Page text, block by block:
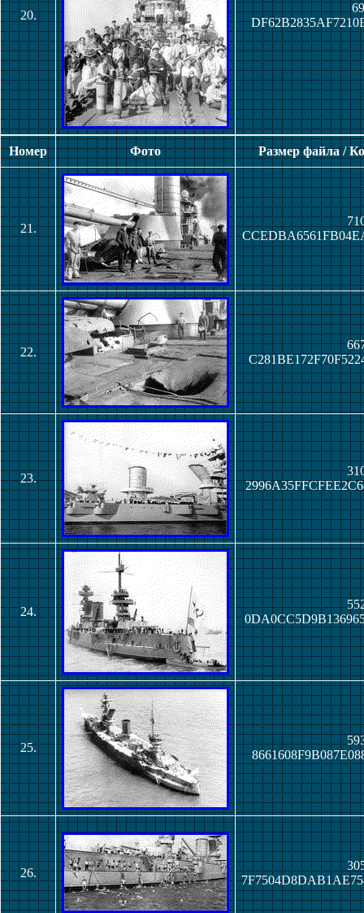
20.
Номер Фото Размер файла /
21.
22.
23.
24.
25.
26.